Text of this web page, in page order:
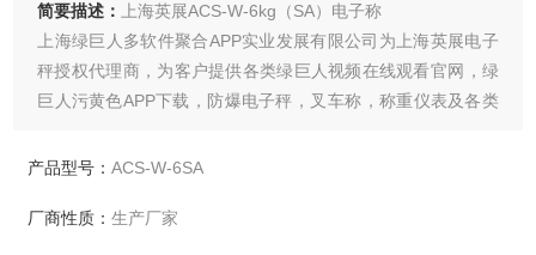
简要描述：
上海英展ACS-W-6kg（SA）电子称
上海绿巨人多软件聚合APP实业发展有限公司为上海英展电子
秤授权代理商，为客户提供各类绿巨人视频在线观看官网，绿
巨人污黄色APP下载，防爆电子秤，叉车称，称重仪表及各类
产品型号：ACS-W-6SA
厂商性质：生产厂家